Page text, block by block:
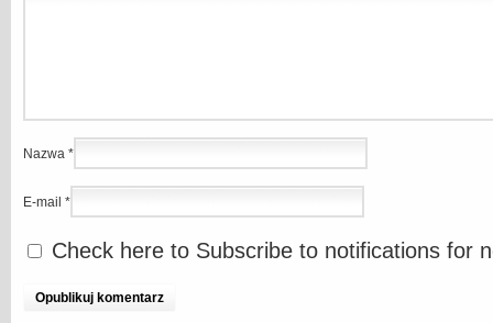
Nazwa *
E-mail *
Check here to Subscribe to notifications for